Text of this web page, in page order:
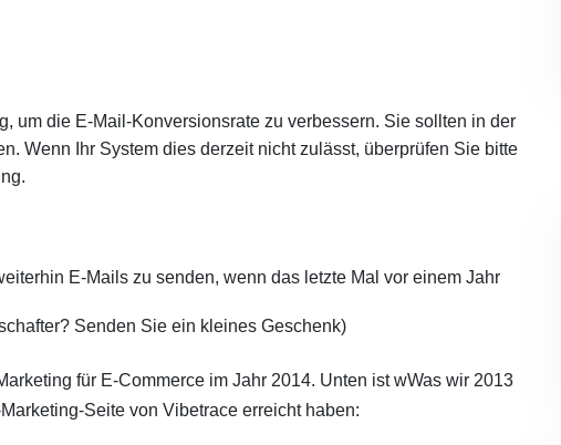
um die E-Mail-Konversionsrate zu verbessern. Sie sollten in der
Wenn Ihr System dies derzeit nicht zulässt, überprüfen Sie bitte
E-Mails zu senden, wenn das letzte Mal vor einem Jahr
Senden Sie ein kleines Geschenk)
für E-Commerce im Jahr 2014. Unten ist wWas wir 2013
Seite von Vibetrace erreicht haben: